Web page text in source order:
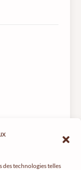
des technologies telles